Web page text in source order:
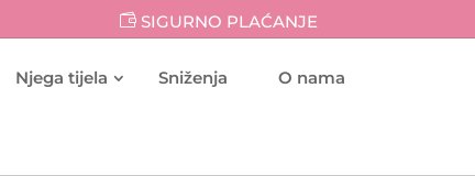
SIGURNO PLAĆANJE
Njega tijela Sniženja O nama